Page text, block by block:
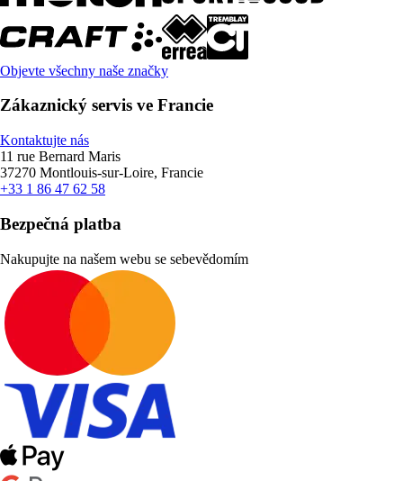
Objevte všechny naše značky
Zákaznický servis ve Francie
Kontaktujte nás
11 rue Bernard Maris
37270 Montlouis-sur-Loire, Francie
+33 1 86 47 62 58
Bezpečná platba
Nakupujte na našem webu se sebevědomím